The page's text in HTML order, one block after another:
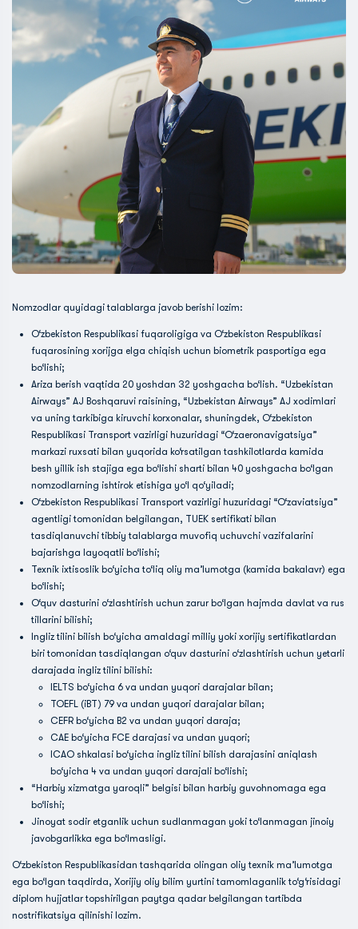
Nomzodlar quyidagi talablarga javob berishi lozim:
O‘zbekiston Respublikasi fuqaroligiga va O‘zbekiston Respublikasi
fuqarosining xorijga elga chiqish uchun biometrik pasportiga ega
bo‘lishi;
Ariza berish vaqtida 20 yoshdan 32 yoshgacha bo‘lish. “Uzbekistan
Airways” AJ Boshqaruvi raisining, “Uzbekistan Airways” AJ xodimlari
va uning tarkibiga kiruvchi korxonalar, shuningdek, O‘zbekiston
Respublikasi Transport vazirligi huzuridagi “O‘zaeronavigatsiya”
markazi ruxsati bilan yuqorida ko‘rsatilgan tashkilotlarda kamida
besh yillik ish stajiga ega bo‘lishi sharti bilan 40 yoshgacha bo‘lgan
nomzodlarning ishtirok etishiga yo‘l qo‘yiladi;
O‘zbekiston Respublikasi Transport vazirligi huzuridagi “O‘zaviatsiya”
agentligi tomonidan belgilangan, TUEK sertifikati bilan
tasdiqlanuvchi tibbiy talablarga muvofiq uchuvchi vazifalarini
bajarishga layoqatli bo‘lishi;
Texnik ixtisoslik bo‘yicha to‘liq oliy ma’lumotga (kamida bakalavr) ega
bo‘lishi;
O‘quv dasturini o‘zlashtirish uchun zarur bo‘lgan hajmda davlat va rus
tillarini bilishi;
Ingliz tilini bilish bo‘yicha amaldagi milliy yoki xorijiy sertifikatlardan
biri tomonidan tasdiqlangan o‘quv dasturini o‘zlashtirish uchun yetarli
darajada ingliz tilini bilishi:
IELTS bo‘yicha 6 va undan yuqori darajalar bilan;
TOEFL (iBT) 79 va undan yuqori darajalar bilan;
CEFR bo‘yicha B2 va undan yuqori daraja;
CAE bo‘yicha FCE darajasi va undan yuqori;
ICAO shkalasi bo‘yicha ingliz tilini bilish darajasini aniqlash
bo‘yicha 4 va undan yuqori darajali bo‘lishi;
“Harbiy xizmatga yaroqli” belgisi bilan harbiy guvohnomaga ega
bo‘lishi;
Jinoyat sodir etganlik uchun sudlanmagan yoki to‘lanmagan jinoiy
javobgarlikka ega bo‘lmasligi.
O‘zbekiston Respublikasidan tashqarida olingan oliy texnik ma’lumotga
ega bo‘lgan taqdirda, Xorijiy oliy bilim yurtini tamomlaganlik to‘g‘risidagi
diplom hujjatlar topshirilgan paytga qadar belgilangan tartibda
nostrifikatsiya qilinishi lozim.